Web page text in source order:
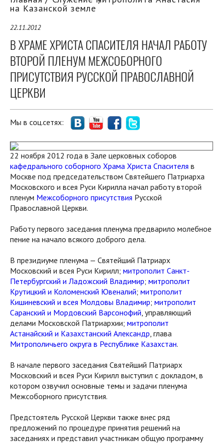
на Казанской земле
22.11.2012
В ХРАМЕ ХРИСТА СПАСИТЕЛЯ НАЧАЛ РАБОТУ
ВТОРОЙ ПЛЕНУМ МЕЖСОБОРНОГО
ПРИСУТСТВИЯ РУССКОЙ ПРАВОСЛАВНОЙ
ЦЕРКВИ
Мы в соц.сетях:
22 ноября 2012 года в Зале церковных соборов
кафедрального соборного Храма Христа Спасителя в
Москве под председательством Святейшего Патриарха
Московского и всея Руси Кирилла начал работу второй
пленум Межсоборного присутствия Русской
Православной Церкви.
Работу первого заседания пленума предварило молебное
пение на начало всякого доброго дела.
В президиуме пленума — Святейший Патриарх
Московский и всея Руси Кирилл; митрополит Cанкт-
Петербургский и Ладожский Владимир; митрополит
Крутицкий и Коломенский Ювеналий; митрополит
Кишиневский и всея Молдовы Владимир; митрополит
Саранский и Мордовский Варсонофий, управляющий
делами Московской Патриархии; митрополит
Астанайский и Казахстанский Александр, глава
Митрополичьего округа в Республике Казахстан.
В начале первого заседания Святейший Патриарх
Московский и всея Руси Кирилл выступил с докладом, в
котором озвучил основные темы и задачи пленума
Межсоборного присутствия.
Предстоятель Русской Церкви также внес ряд
предложений по процедуре принятия решений на
заседаниях и представил участникам общую программу